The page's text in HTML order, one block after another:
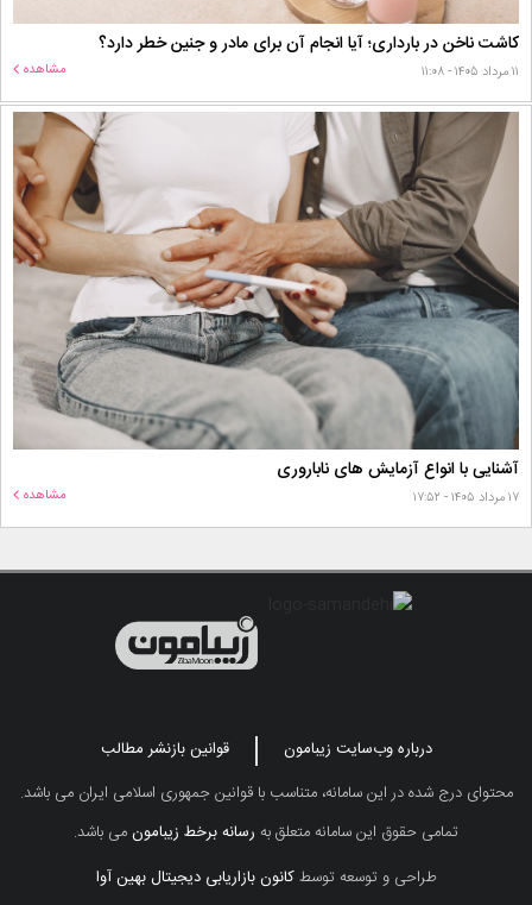
کاشت ناخن در بارداری؛ آیا انجام آن برای مادر و جنین خطر دارد؟
۱۱ مرداد ۱۴۰۵ - ۱۱:۰۸ مشاهده
آشنایی با انواع آزمایش های ناباروری
۱۷ مرداد ۱۴۰۵ - ۱۷:۵۲ مشاهده
درباره وب‌سایت زیبامون
قوانین بازنشر مطالب
محتوای درج شده در این سامانه، متناسب با قوانین جمهوری اسلامی ایران می باشد.
تمامی حقوق این سامانه متعلق به رسانه برخط زیبامونمی باشد.
طراحی و توسعه توسطکانون بازاریابی دیجیتال بهین آوا